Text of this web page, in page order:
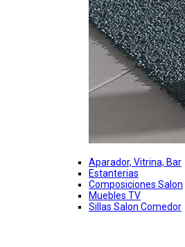
Aparador, Vitrina, Bar
Estanterias
Composiciones Salon
Muebles TV
Sillas Salon Comedor